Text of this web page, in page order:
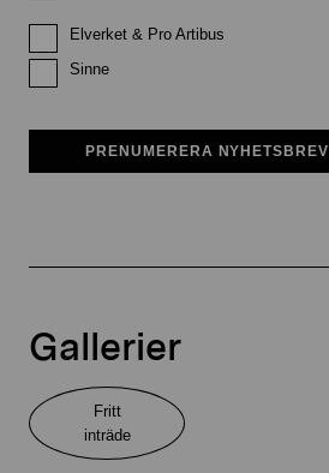
Elverket & Pro Artibus
Sinne
PRENUMERERA NYHETSBREV
Gallerier
Fritt
inträde